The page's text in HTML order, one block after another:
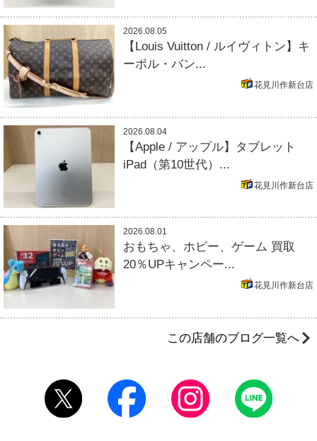
2026.08.05
【Louis Vuitton / ルイヴィトン】キ
ーポル・バン...
花見川作新台店
2026.08.04
【Apple / アップル】タブレット
iPad（第10世代）...
花見川作新台店
2026.08.01
おもちゃ、ホビー、ゲーム 買取
20％UPキャンペー...
花見川作新台店
この店舗のブログ一覧へ